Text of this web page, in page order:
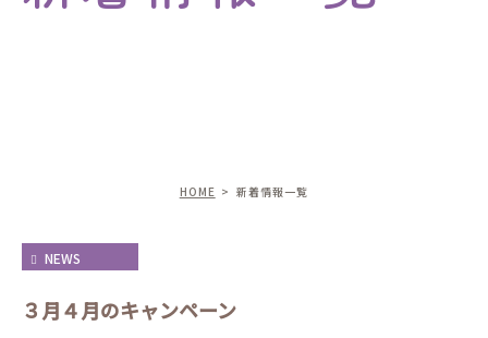
HOME 新着情報一覧
NEWS
３月４月のキャンペーン